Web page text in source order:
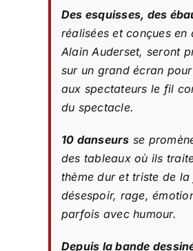
Des esquisses, des
réalisées et conçues en
Alain Auderset, seront
sur un grand écran
aux spectateurs le fil
du spectacle.
10 danseurs se
des tableaux où ils
thème dur et triste de
désespoir, rage,
parfois avec humour.
Depuis la bande